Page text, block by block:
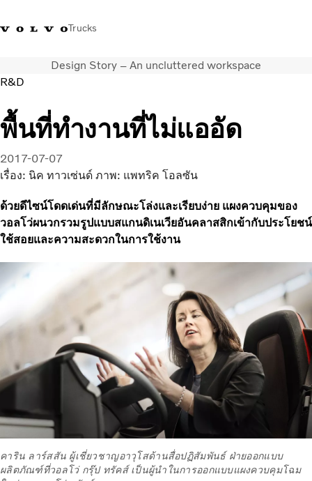
Trucks
+023054432Volvo Trucks Thailand Facebookเข้าสู่ระบบประเทศไทย
การใช้งานด้านการขนส่ง
รถบรรทุก
บริการ
สถานที่ตั้งของตัวแทนจำหน่าย
เกี่ยวกับเรา
ติดต่อเรา
Design Story – An uncluttered workspace
R&D
พื้นที่ทำงานที่ไม่แออัด
2017-07-07
เรื่อง: นิค ทาวเซ่นด์ ภาพ: แพทริค โอลซัน
ด้วยดีไซน์โดดเด่นที่มีลักษณะโล่งและเรียบง่าย แผงควบคุมของ
วอลโว่ผนวกรวมรูปแบบสแกนดิเนเวียอันคลาสสิกเข้ากับประโยชน์
ใช้สอยและความสะดวกในการใช้งาน
คาริน ลาร์สสัน ผู้เชี่ยวชาญอาวุโสด้านสื่อปฏิสัมพันธ์ ฝ่ายออกแบบ
ผลิตภัณฑ์ที่วอลโว่ กรุ๊ป ทรัคส์ เป็นผู้นำในการออกแบบแผงควบคุมโฉม